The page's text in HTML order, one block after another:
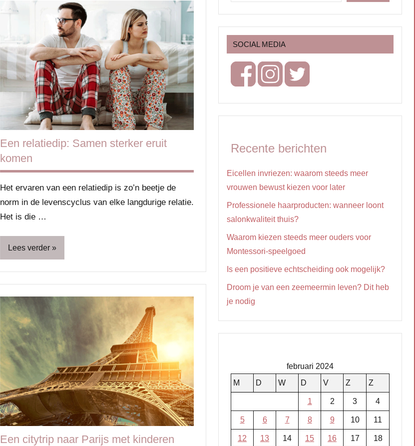
Een relatiedip: Samen sterker eruit
komen
Het ervaren van een relatiedip is zo’n beetje de
norm in de levenscyclus van elke langdurige relatie.
Het is die …
Lees verder
Ouders
Relatie
seks
Een citytrip naar Parijs met kinderen
SOCIAL MEDIA
Recente berichten
Eicellen invriezen: waarom steeds meer
vrouwen bewust kiezen voor later
Professionele haarproducten: wanneer loont
salonkwaliteit thuis?
Waarom kiezen steeds meer ouders voor
Montessori-speelgoed
Is een positieve echtscheiding ook mogelijk?
Droom je van een zeemeermin leven? Dit heb
je nodig
februari 2024
M
D W D V Z Z
1 2 3 4
5 6 7 8 9 10 11
12 13 14 15 16 17 18